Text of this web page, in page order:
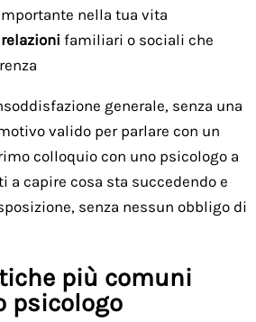
nella tua vita
familiari o sociali che
generale, senza una
valido per parlare con un
colloquio con uno psicologo a
a capire cosa sta succedendo e
senza nessun obbligo di
più comuni
psicologo